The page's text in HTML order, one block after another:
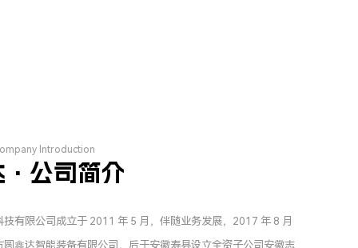
Introduction
·公司简介
限公司成立于 2011 年 5 月，伴随业务发展，2017 年 8 月
圆鑫达智能装备有限公司，后于安徽寿县设立全资子公司安徽志